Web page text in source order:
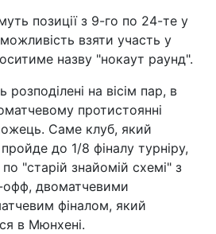
позиції з 9-го по 24-те у
взяти участь у
назву "нокаут раунд".
розподілені на вісім пар, в
протистоянні
Саме клуб, який
до 1/8 фіналу турніру,
"старій знайомій схемі" з
офф, двоматчевими
фіналом, який
в Мюнхені.